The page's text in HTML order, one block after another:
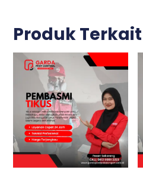
Produk Terkait